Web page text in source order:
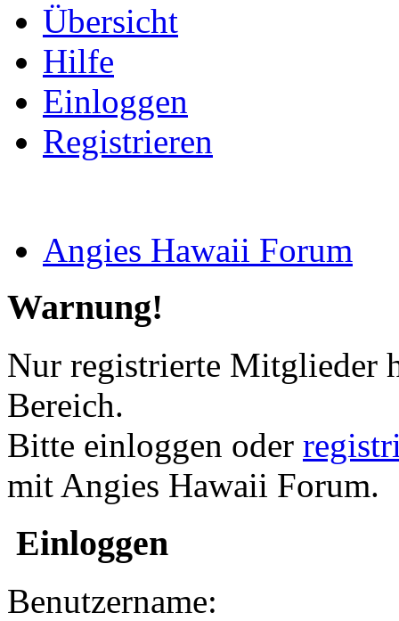
Übersicht
Hilfe
Einloggen
Registrieren
Angies Hawaii Forum
Warnung!
Nur registrierte Mitglieder
Bereich.
Bitte einloggen oder
mit Angies Hawaii Forum.
Einloggen
Benutzername: